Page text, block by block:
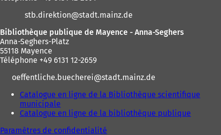
stb.direktion
stadt.mainz de
Bibliothèque publique de Mayence - Anna-Seghers
Anna-Seghers-Platz
55118 Mayence
Téléphone +49 6131 12-2659
oeffentliche.buecherei
stadt.mainz de
Catalogue en ligne de la Bibliothèque scientifique
municipale
S
o
Catalogue en ligne de la bibliothèque publique
Paramètres de confidentialité